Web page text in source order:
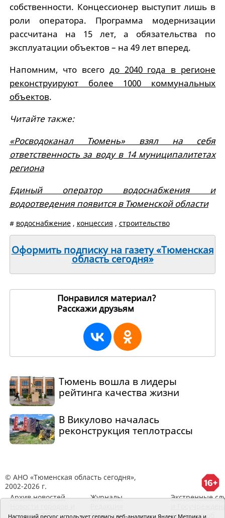
собственности. Концессионер выступит лишь в
роли оператора. Программа модернизации
рассчитана на 15 лет, а обязательства по
эксплуатации объектов – на 49 лет вперед.
Напомним, что всего до 2040 года в регионе
реконструируют более 1000 коммунальных
объектов.
Читайте также:
«Росводоканал Тюмень» взял на себя
ответственность за воду в 14 муниципалитетах
региона
Единый оператор водоснабжения и
водоотведения появится в Тюменской области
# водоснабжение, концессия , строительство
Оформить подписку на газету «Тюменская
область сегодня»
Понравился материал?
Расскажи друзьям
Тюмень вошла в лидеры
рейтинга качества жизни
В Викулово началась
реконструкция теплотрассы
© АНО «Тюменская область сегодня»,
2002-2026 г.
Архив новостей
районов ТО
Журналы
RSS поток
Экстренные
Сведения об
Настоящий ресурс использует сервисы веб-аналитики Яндекс Метрика и